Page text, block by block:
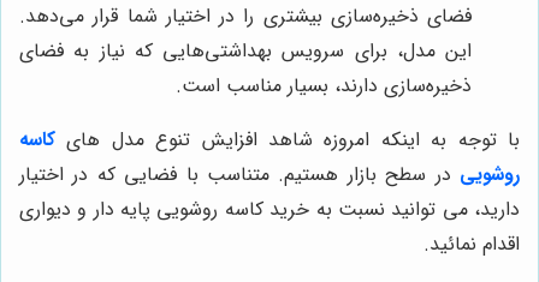
فضای ذخیره‌سازی بیشتری را در اختیار شما قرار می‌دهد.
این مدل، برای سرویس بهداشتی‌هایی که نیاز به فضای
ذخیره‌سازی دارند، بسیار مناسب است.
با توجه به اینکه امروزه شاهد افزایش تنوع مدل های کاسه
روشویی در سطح بازار هستیم. متناسب با فضایی که در اختیار
دارید، می توانید نسبت به خرید کاسه روشویی پایه دار و دیواری
اقدام نمائید.